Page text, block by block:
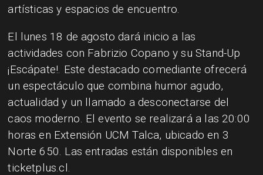
artísticas y espacios de encuentro.
El lunes 18 de agosto dará inicio a las
actividades con Fabrizio Copano y su Stand-Up
¡Escápate!. Este destacado comediante ofrecerá
un espectáculo que combina humor agudo,
actualidad y un llamado a desconectarse del
caos moderno. El evento se realizará a las 20:00
horas en Extensión UCM Talca, ubicado en 3
Norte 650. Las entradas están disponibles en
ticketplus.cl.